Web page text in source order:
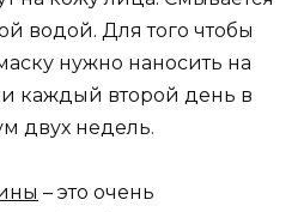
водой. Для того чтобы
нужно наносить на
каждый второй день в
двух недель.
– это очень